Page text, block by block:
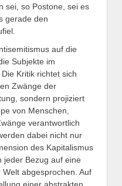
sei, so Postone, sei es
gerade den
auf die
Subjekte im
Kritik richtet sich
Zwänge der
sondern projiziert
von Menschen,
verantwortlich
dabei nicht nur
des Kapitalismus
jeder Bezug auf eine
Welt abgesprochen. Auf